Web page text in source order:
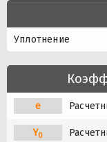
Уплотнение
e
Y0